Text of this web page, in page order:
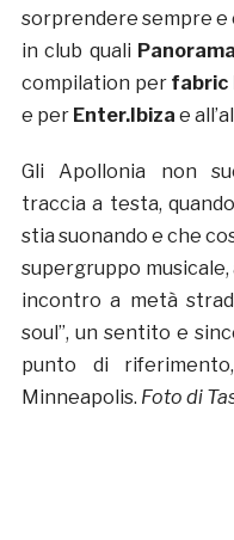
sorprendere sempre e
in club quali
compilation per fabric
e per Enter.Ibiza e
Gli Apollonia non
traccia a testa,
stia suonando e che
supergruppo
incontro a metà
soul”, un sentito e
punto di
Minneapolis. Foto di